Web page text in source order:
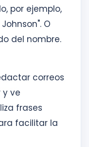
por ejemplo,
O
del nombre.
correos
y ve
frases
facilitar la